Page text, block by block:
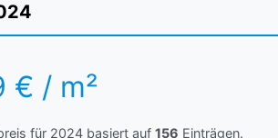
€ / m²
für 2024 basiert auf 156 Einträgen.